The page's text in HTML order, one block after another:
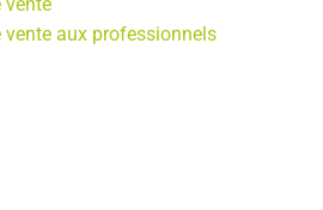
vente
aux professionnels